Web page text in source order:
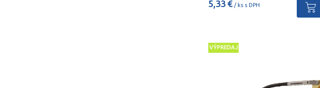
5,33 € / ks s DPH
VÝPREDAJ